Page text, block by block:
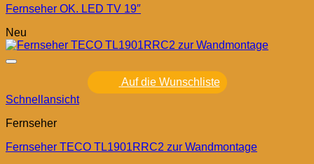
Fernseher OK. LED TV 19″
Neu
Auf die Wunschliste
Schnellansicht
Fernseher
Fernseher TECO TL1901RRC2 zur Wandmontage